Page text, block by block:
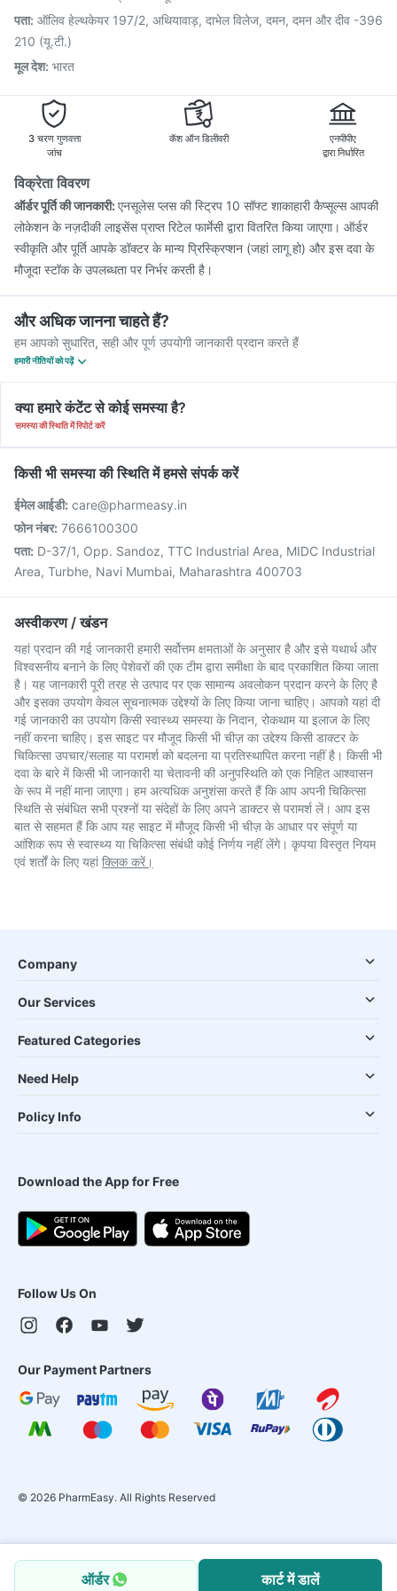
ऑर्डर कार्ट में डालें
Typbar TCV Injection
Menactra Injection Boostrix Vaccine
Jeev 3mcg Vaccine
पता: ऑलिव हेल्थकेयर 197/2, अथियावाड़, दाभेल विलेज, दमन, दमन और दीव -396
210 (यू.टी.)
मूल देश: भारत
3 चरण गुणवत्ता
जांच
कॅश ऑन डिलीवरी
एनपीपीए
द्वारा निर्धारित
विक्रेता विवरण
ऑर्डर पूर्ति की जानकारी:एनसूलेस प्लस की स्ट्रिप 10 सॉफ्ट शाकाहारी कैप्सूल्स आपकी
लोकेशन के नज़दीकी लाइसेंस प्राप्त रिटेल फार्मेसी द्वारा वितरित किया जाएगा। ऑर्डर
स्वीकृति और पूर्ति आपके डॉक्टर के मान्य प्रिस्क्रिप्शन (जहां लागू हो) और इस दवा के
मौजूदा स्टॉक के उपलब्धता पर निर्भर करती है।
और अधिक जानना चाहते हैं?
हम आपको सुधारित, सही और पूर्ण उपयोगी जानकारी प्रदान करते हैं
हमारी नीतियों को पढ़ें
क्या हमारे कंटेंट से कोई समस्या है?
समस्या की स्थिति में रिपोर्ट करें
किसी भी समस्या की स्थिति में हमसे संपर्क करें
ईमेल आईडी: care@pharmeasy.in
फोन नंबर: 7666100300
पता: D-37/1, Opp. Sandoz, TTC Industrial Area, MIDC Industrial
Area, Turbhe, Navi Mumbai, Maharashtra 400703
अस्वीकरण / खंडन
यहां प्रदान की गई जानकारी हमारी सर्वोत्तम क्षमताओं के अनुसार है और इसे यथार्थ और
विश्वसनीय बनाने के लिए पेशेवरों की एक टीम द्वारा समीक्षा के बाद प्रकाशित किया जाता
है। यह जानकारी पूरी तरह से उत्पाद पर एक सामान्य अवलोकन प्रदान करने के लिए है
और इसका उपयोग केवल सूचनात्मक उद्देश्यों के लिए किया जाना चाहिए। आपको यहां दी
गई जानकारी का उपयोग किसी स्वास्थ्य समस्या के निदान, रोकथाम या इलाज के लिए
नहीं करना चाहिए। इस साइट पर मौजूद किसी भी चीज़ का उद्देश्य किसी डाक्टर के
चिकित्सा उपचार/सलाह या परामर्श को बदलना या प्रतिस्थापित करना नहीं है। किसी भी
दवा के बारे में किसी भी जानकारी या चेतावनी की अनुपस्थिति को एक निहित आश्वासन
के रूप में नहीं माना जाएगा। हम अत्यधिक अनुशंसा करते हैं कि आप अपनी चिकित्सा
स्थिति से संबंधित सभी प्रश्नों या संदेहों के लिए अपने डाक्टर से परामर्श लें। आप इस
बात से सहमत हैं कि आप यह साइट में मौजूद किसी भी चीज़ के आधार पर संपूर्ण या
आंशिक रूप से स्वास्थ्य या चिकित्सा संबंधी कोई निर्णय नहीं लेंगे। कृपया विस्तृत नियम
एवं शर्तों के लिए यहांक्लिक करें।
Company
Our Services
Featured Categories
Need Help
Policy Info
Download the App for Free
Follow Us On
Our Payment Partners
© 2026 PharmEasy. All Rights Reserved